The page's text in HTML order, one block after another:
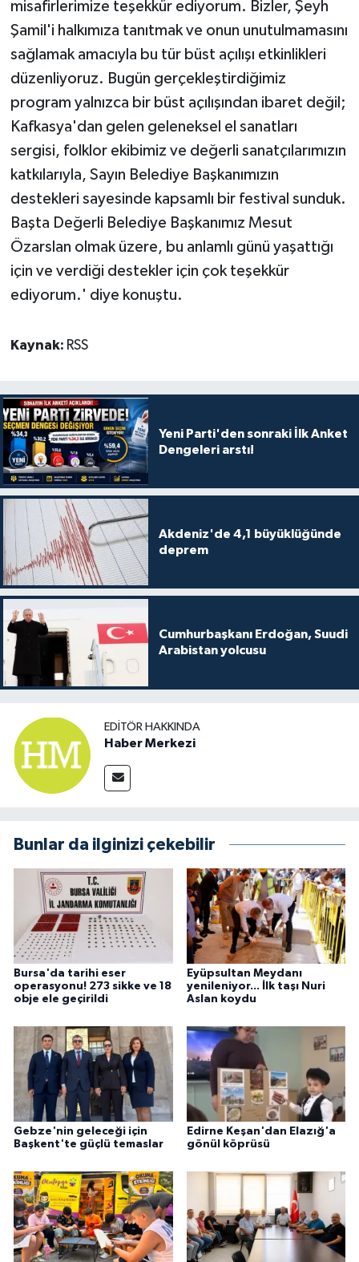
misafirlerimize teşekkür ediyorum. Bizler, Şeyh
Şamil'i halkımıza tanıtmak ve onun unutulmamasını
sağlamak amacıyla bu tür büst açılışı etkinlikleri
düzenliyoruz. Bugün gerçekleştirdiğimiz
program yalnızca bir büst açılışından ibaret değil;
Kafkasya'dan gelen geleneksel el sanatları
sergisi, folklor ekibimiz ve değerli sanatçılarımızın
katkılarıyla, Sayın Belediye Başkanımızın
destekleri sayesinde kapsamlı bir festival sunduk.
Başta Değerli Belediye Başkanımız Mesut
Özarslan olmak üzere, bu anlamlı günü yaşattığı
için ve verdiği destekler için çok teşekkür
ediyorum.' diye konuştu.
Kaynak: RSS
Yeni Parti'den sonraki İlk Anket
Dengeleri arstı!
Akdeniz'de 4,1 büyüklüğünde
deprem
Cumhurbaşkanı Erdoğan, Suudi
Arabistan yolcusu
EDITÖR HAKKINDA
Haber Merkezi
Bunlar da ilginizi çekebilir
Bursa'da tarihi eser
operasyonu! 273 sikke ve 18
obje ele geçirildi
Eyüpsultan Meydanı
yenileniyor... İlk taşı Nuri
Aslan koydu
Gebze'nin geleceği için
Başkent'te güçlü temaslar
Edirne Keşan'dan Elazığ'a
gönül köprüsü